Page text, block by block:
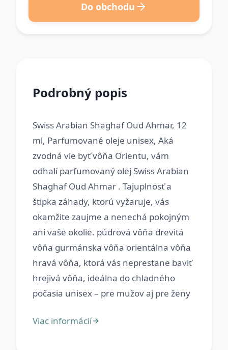
Do obchodu
Podrobný popis
Swiss Arabian Shaghaf Oud Ahmar, 12
ml, Parfumované oleje unisex, Aká
zvodná vie byť vôňa Orientu, vám
odhalí parfumovaný olej Swiss Arabian
Shaghaf Oud Ahmar . Tajuplnosť a
štipka záhady, ktorú vyžaruje, vás
okamžite zaujme a nenechá pokojným
ani vaše okolie. púdrová vôňa drevitá
vôňa gurmánska vôňa orientálna vôňa
hravá vôňa, ktorá vás neprestane baviť
hrejivá vôňa, ideálna do chladného